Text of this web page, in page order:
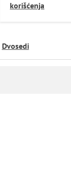
korišćenja
Dvosedi